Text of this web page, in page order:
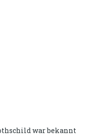
war bekannt